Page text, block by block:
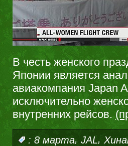
В честь женского
Японии является
авиакомпания Japan
исключительно
внутренних рейсов.
: 8 марта, JAL,